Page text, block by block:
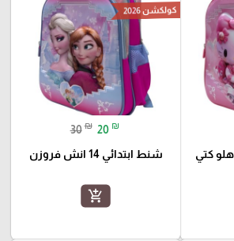
كولكشن 2026
30 ₪ 20 ₪
شنط ابتدائي 14 انش فروزن
add_shopping_cart